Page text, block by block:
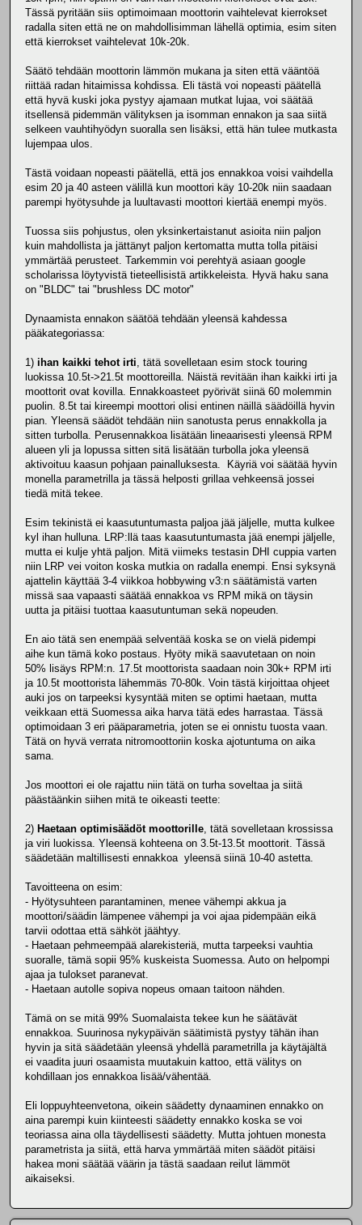
Tässä pyritään siis optimoimaan moottorin vaihtelevat kierrokset
radalla siten että ne on mahdollisimman lähellä optimia, esim siten
että kierrokset vaihtelevat 10k-20k.
Säätö tehdään moottorin lämmön mukana ja siten että vääntöä
riittää radan hitaimissa kohdissa. Eli tästä voi nopeasti päätellä
että hyvä kuski joka pystyy ajamaan mutkat lujaa, voi säätää
itsellensä pidemmän välityksen ja isomman ennakon ja saa siitä
selkeen vauhtihyödyn suoralla sen lisäksi, että hän tulee mutkasta
lujempaa ulos.
Tästä voidaan nopeasti päätellä, että jos ennakkoa voisi vaihdella
esim 20 ja 40 asteen välillä kun moottori käy 10-20k niin saadaan
parempi hyötysuhde ja luultavasti moottori kiertää enempi myös.
Tuossa siis pohjustus, olen yksinkertaistanut asioita niin paljon
kuin mahdollista ja jättänyt paljon kertomatta mutta tolla pitäisi
ymmärtää perusteet. Tarkemmin voi perehtyä asiaan google
scholarissa löytyvistä tieteellisistä artikkeleista. Hyvä haku sana
on "BLDC" tai "brushless DC motor"
Dynaamista ennakon säätöä tehdään yleensä kahdessa
pääkategoriassa:
1) ihan kaikki tehot irti, tätä sovelletaan esim stock touring
luokissa 10.5t->21.5t moottoreilla. Näistä revitään ihan kaikki irti ja
moottorit ovat kovilla. Ennakkoasteet pyörivät siinä 60 molemmin
puolin. 8.5t tai kireempi moottori olisi entinen näillä säädöillä hyvin
pian. Yleensä säädöt tehdään niin sanotusta perus ennakkolla ja
sitten turbolla. Perusennakkoa lisätään lineaarisesti yleensä RPM
alueen yli ja lopussa sitten sitä lisätään turbolla joka yleensä
aktivoituu kaasun pohjaan painalluksesta. Käyriä voi säätää hyvin
monella parametrilla ja tässä helposti grillaa vehkeensä jossei
tiedä mitä tekee.
Esim tekinistä ei kaasutuntumasta paljoa jää jäljelle, mutta kulkee
kyl ihan hulluna. LRP:llä taas kaasutuntumasta jää enempi jäljelle,
mutta ei kulje yhtä paljon. Mitä viimeks testasin DHI cuppia varten
niin LRP vei voiton koska mutkia on radalla enempi. Ensi syksynä
ajattelin käyttää 3-4 viikkoa hobbywing v3:n säätämistä varten
missä saa vapaasti säätää ennakkoa vs RPM mikä on täysin
uutta ja pitäisi tuottaa kaasutuntuman sekä nopeuden.
En aio tätä sen enempää selventää koska se on vielä pidempi
aihe kun tämä koko postaus. Hyöty mikä saavutetaan on noin
50% lisäys RPM:n. 17.5t moottorista saadaan noin 30k+ RPM irti
ja 10.5t moottorista lähemmäs 70-80k. Voin tästä kirjoittaa ohjeet
auki jos on tarpeeksi kysyntää miten se optimi haetaan, mutta
veikkaan että Suomessa aika harva tätä edes harrastaa. Tässä
optimoidaan 3 eri pääparametria, joten se ei onnistu tuosta vaan.
Tätä on hyvä verrata nitromoottoriin koska ajotuntuma on aika
sama.
Jos moottori ei ole rajattu niin tätä on turha soveltaa ja siitä
päästäänkin siihen mitä te oikeasti teette:
2) Haetaan optimisäädöt moottorille, tätä sovelletaan krossissa
ja viri luokissa. Yleensä kohteena on 3.5t-13.5t moottorit. Tässä
säädetään maltillisesti ennakkoa yleensä siinä 10-40 astetta.
Tavoitteena on esim:
- Hyötysuhteen parantaminen, menee vähempi akkua ja
moottori/säädin lämpenee vähempi ja voi ajaa pidempään eikä
tarvii odottaa että sähköt jäähtyy.
- Haetaan pehmeempää alarekisteriä, mutta tarpeeksi vauhtia
suoralle, tämä sopii 95% kuskeista Suomessa. Auto on helpompi
ajaa ja tulokset paranevat.
- Haetaan autolle sopiva nopeus omaan taitoon nähden.
Tämä on se mitä 99% Suomalaista tekee kun he säätävät
ennakkoa. Suurinosa nykypäivän säätimistä pystyy tähän ihan
hyvin ja sitä säädetään yleensä yhdellä parametrilla ja käytäjältä
ei vaadita juuri osaamista muutakuin kattoo, että välitys on
kohdillaan jos ennakkoa lisää/vähentää.
Eli loppuyhteenvetona, oikein säädetty dynaaminen ennakko on
aina parempi kuin kiinteesti säädetty ennakko koska se voi
teoriassa aina olla täydellisesti säädetty. Mutta johtuen monesta
parametrista ja siitä, että harva ymmärtää miten säädöt pitäisi
hakea moni säätää väärin ja tästä saadaan reilut lämmöt
aikaiseksi.